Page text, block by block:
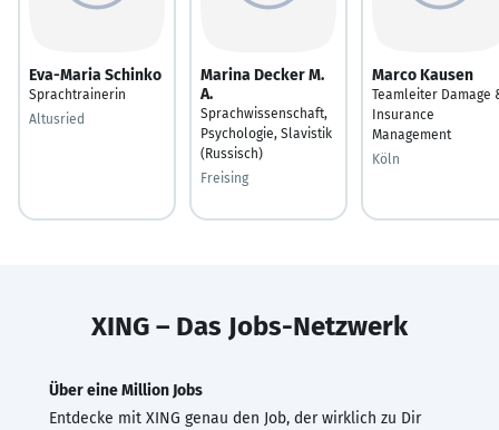
Eva-Maria Schinko
Sprachtrainerin
Altusried
Marina Decker M.
A.
Sprachwissenschaft,
Psychologie, Slavistik
(Russisch)
Freising
Marco Kausen
Teamleiter Damage
Insurance
Management
Köln
XING – Das Jobs-Netzwerk
Über eine Million Jobs
Entdecke mit XING genau den Job, der wirklich zu Dir